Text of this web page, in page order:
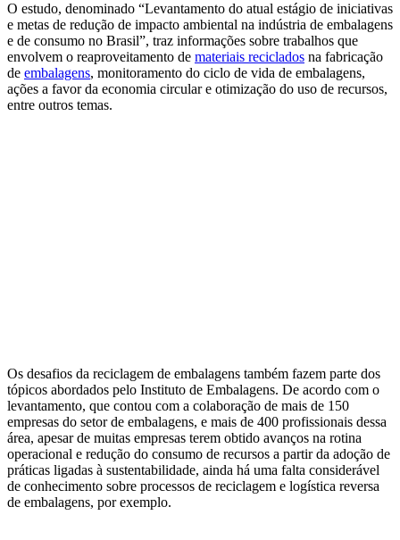
O estudo, denominado “Levantamento do atual estágio de iniciativas
e metas de redução de impacto ambiental na indústria de embalagens
e de consumo no Brasil”, traz informações sobre trabalhos que
envolvem o reaproveitamento de materiais reciclados na fabricação
de embalagens, monitoramento do ciclo de vida de embalagens,
ações a favor da economia circular e otimização do uso de recursos,
entre outros temas.
Os desafios da reciclagem de embalagens também fazem parte dos
tópicos abordados pelo Instituto de Embalagens. De acordo com o
levantamento, que contou com a colaboração de mais de 150
empresas do setor de embalagens, e mais de 400 profissionais dessa
área, apesar de muitas empresas terem obtido avanços na rotina
operacional e redução do consumo de recursos a partir da adoção de
práticas ligadas à sustentabilidade, ainda há uma falta considerável
de conhecimento sobre processos de reciclagem e logística reversa
de embalagens, por exemplo.